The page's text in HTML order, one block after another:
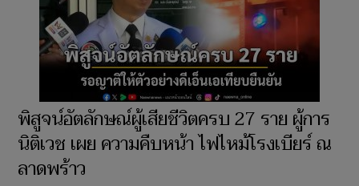
พิสูจน์อัตลักษณ์ผู้เสียชีวิตครบ 27 ราย ผู้การ
นิติเวช เผย ความคืบหน้า ไฟไหม้โรงเบียร์ ณ
ลาดพร้าว